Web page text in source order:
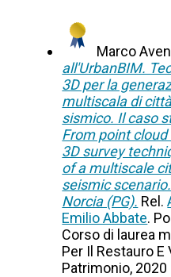
Marco
all'UrbanBIM.
3D per la
multiscala di
sismico. Il caso
From point
3D survey
of a multiscale
seismic
Norcia (PG). Rel.
Emilio Abbate.
Corso di laurea
Per Il Restauro E
Patrimonio, 2020